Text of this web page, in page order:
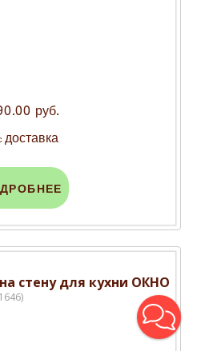
руб.
доставка
стену для кухни ОКНО
)